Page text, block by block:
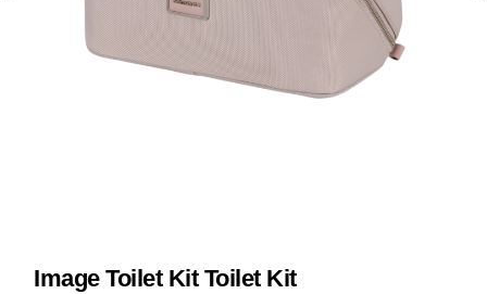
Image Toilet Kit Toilet Kit